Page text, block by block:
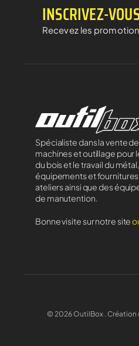
INSCRIVEZ-
Recevez les
Spécialiste dans la vente de
machines et outillage pour
du bois et le travail du
équipements et
ateliers ainsi que des
de manutention.
Bonne visite sur notre site
© 2026OutilBox . Création